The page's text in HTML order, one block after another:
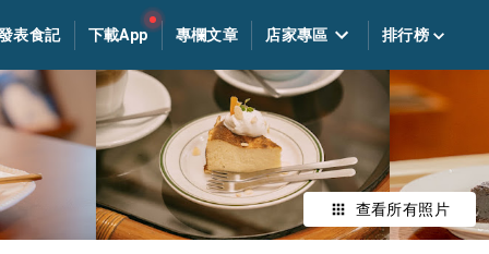
表食記 下載App 專欄文章 店家專區 排行榜
查看所有照片